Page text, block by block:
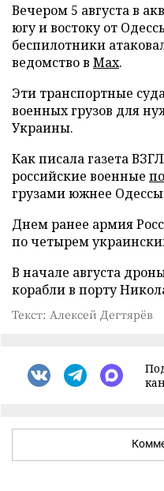
Вечером 5 августа в
югу и востоку от
беспилотники
ведомство в Max.
Эти транспортные
военных грузов для
Украины.
Как писала газета
российские военные
грузами южнее
Днем ранее армия
по четырем
В начале августа
корабли в порту
Текст: Алексей Дегтярёв